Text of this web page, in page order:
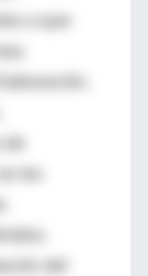
a que
del